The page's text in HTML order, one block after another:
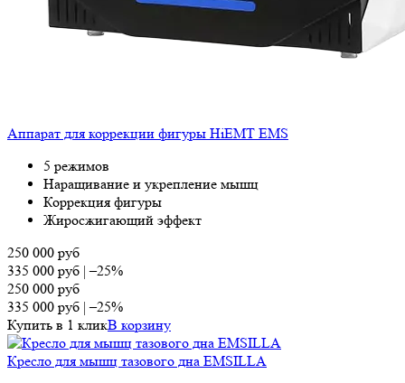
Аппарат для коррекции фигуры HiEMT EMS
5 режимов
Наращивание и укрепление мышц
Коррекция фигуры
Жиросжигающий эффект
250 000 руб
335 000 руб |–25%
250 000 руб
335 000 руб |–25%
Купить в 1 кликВ корзину
Кресло для мышц тазового дна EMSILLA